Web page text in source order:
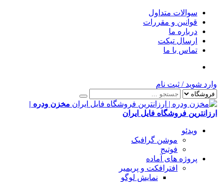
سوالات متداول
قوانین و مقررات
درباره ما
ارسال تیکت
تماس با ما
وارد شوید / ثبت نام
مخزن ودره |
ارزانترین فروشگاه فایل ایران
ویدئو
موشن گرافیک
فوتیج
پروژه های آماده
افترافکت و پریمیر
نمایش لوگو